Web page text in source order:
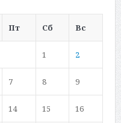
Пт Сб Вс
1 2
7 8 9
14 15 16